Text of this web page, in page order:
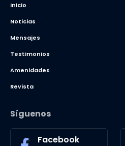
Inicio
Noticias
Mensajes
Testimonios
Amenidades
Revista
Síguenos
Facebook